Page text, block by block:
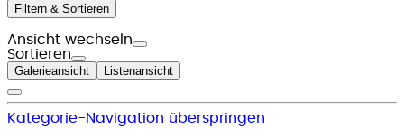
Filtern & Sortieren
Ansicht wechseln
Sortieren
Galerieansicht Listenansicht
Kategorie-Navigation überspringen